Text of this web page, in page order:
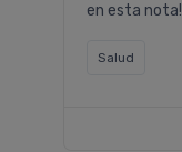
en esta nota!
Salud